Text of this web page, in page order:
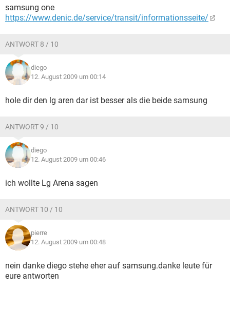
samsung one
https://www.denic.de/service/transit/informationsseite/
ANTWORT 8 / 10
diego
12. August 2009 um 00:14
hole dir den lg aren dar ist besser als die beide samsung
ANTWORT 9 / 10
diego
12. August 2009 um 00:46
ich wollte Lg Arena sagen
ANTWORT 10 / 10
pierre
12. August 2009 um 00:48
nein danke diego stehe eher auf samsung.danke leute für
eure antworten